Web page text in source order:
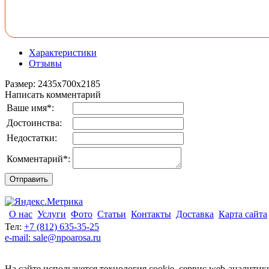
Характеристики
Отзывы
Размер: 2435x700x2185
Написать комментарий
Ваше имя*:
Достоинства:
Недостатки:
Комментарий*:
О нас Услуги Фото Статьи Контакты Доставка Карта сайта
Тел: +7 (812) 635-35-25
e-mail: sale@npoarosa.ru